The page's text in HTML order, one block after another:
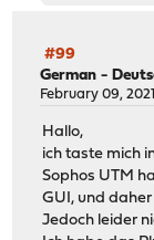
#99
German -
February 09,
Hallo,
ich taste mich
Sophos UTM
GUI, und
Jedoch leider